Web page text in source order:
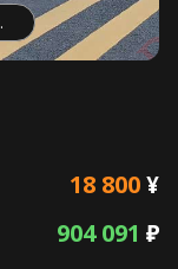
18 800¥
904 091 ₽